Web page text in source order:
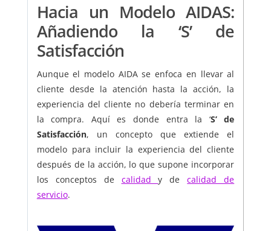
Hacia un Modelo AIDAS:
Añadiendo la ‘S’ de
Satisfacción
Aunque el modelo AIDA se enfoca en llevar al
cliente desde la atención hasta la acción, la
experiencia del cliente no debería terminar en
la compra. Aquí es donde entra la ‘S’ de
Satisfacción, un concepto que extiende el
modelo para incluir la experiencia del cliente
después de la acción, lo que supone incorporar
los conceptos de calidady decalidad de
servicio.